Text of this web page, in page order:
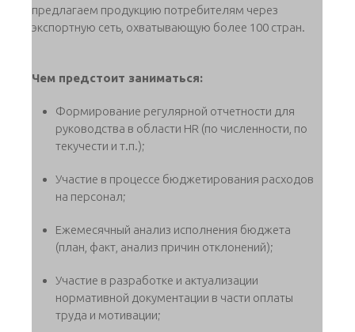
предлагаем продукцию потребителям через
экспортную сеть, охватывающую более 100 стран.
Чем предстоит заниматься:
Формирование регулярной отчетности для
руководства в области HR (по численности, по
текучести и т.п.);
Участие в процессе бюджетирования расходов
на персонал;
Ежемесячный анализ исполнения бюджета
(план, факт, анализ причин отклонений);
Участие в разработке и актуализации
нормативной документации в части оплаты
труда и мотивации;